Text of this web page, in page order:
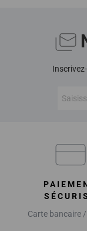
Carte bancaire /